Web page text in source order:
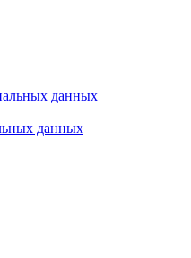
данных
данных